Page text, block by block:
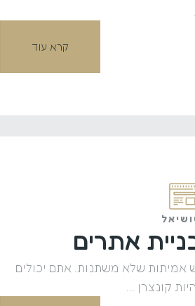
קרא עוד
אתרים
אמיתות שלא משתנות. אתם יכולים
קונצרן ...